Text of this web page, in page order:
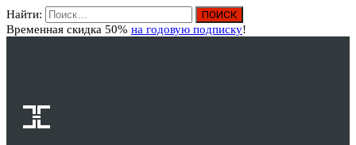
Найти:
Временная скидка 50% на годовую подписку!